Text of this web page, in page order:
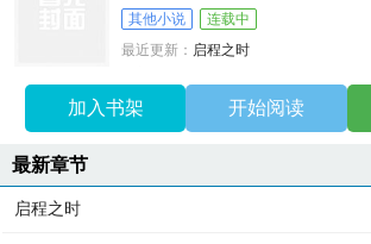
其他小说
连载中
最近更新： 启程之时
加入书架 开始阅读
最新章节
启程之时